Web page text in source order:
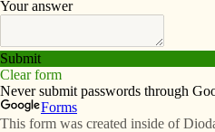
Subscribe Advertise
a la Alegría del